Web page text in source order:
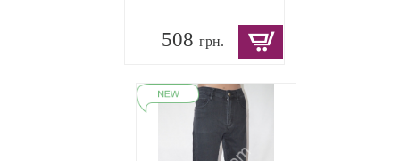
508 грн.